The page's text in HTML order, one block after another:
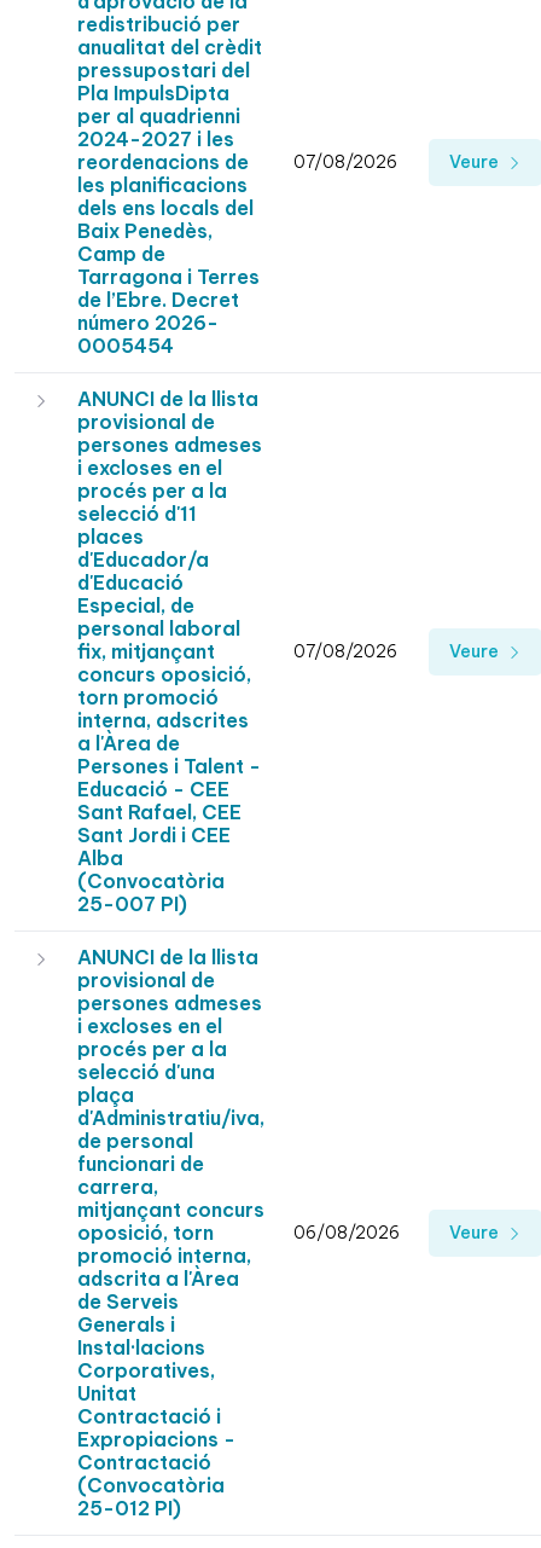
redistribució per
anualitat del crèdit
pressupostari del
Pla ImpulsDipta
per al quadrienni
2024-2027 i les
reordenacions de
les planificacions
dels ens locals del
Baix Penedès,
Camp de
Tarragona i Terres
de l’Ebre. Decret
número 2026-
0005454
07/08/2026 Veure
ANUNCI de la llista
provisional de
persones admeses
i excloses en el
procés per a la
selecció d'11
places
d'Educador/a
d'Educació
Especial, de
personal laboral
fix, mitjançant
concurs oposició,
torn promoció
interna, adscrites
a l'Àrea de
Persones i Talent -
Educació - CEE
Sant Rafael, CEE
Sant Jordi i CEE
Alba
(Convocatòria
25-007 PI)
07/08/2026 Veure
ANUNCI de la llista
provisional de
persones admeses
i excloses en el
procés per a la
selecció d'una
plaça
d'Administratiu/iva,
de personal
funcionari de
carrera,
mitjançant concurs
oposició, torn
promoció interna,
adscrita a l'Àrea
de Serveis
Generals i
Instal·lacions
Corporatives,
Unitat
Contractació i
Expropiacions -
Contractació
(Convocatòria
25-012 PI)
06/08/2026 Veure